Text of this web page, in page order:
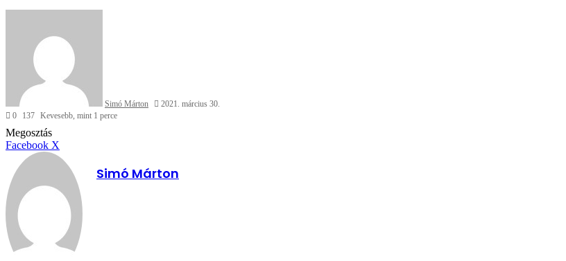
Simó Márton
2021. március 30.
0
137 Kevesebb, mint 1 perce
Facebook
X
Reddit
WhatsApp
Megosztás
email-
Nyomtatás
Megosztás
Facebook X
email-
ben
Simó Márton